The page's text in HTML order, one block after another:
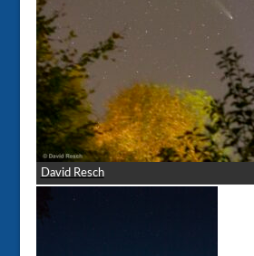
David Resch